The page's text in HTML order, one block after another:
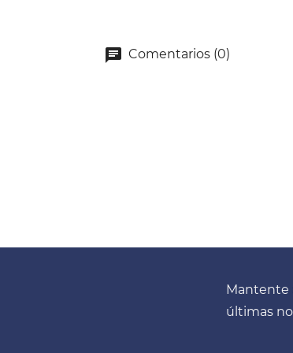
Comentarios (0)
Mantente
últimas